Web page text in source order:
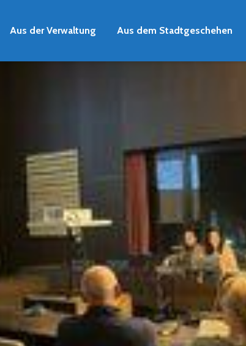
Aus der Verwaltung Aus dem Stadtgeschehen